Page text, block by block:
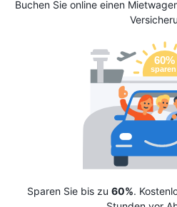
Buchen Sie online einen
Sparen Sie bis zu 60%.